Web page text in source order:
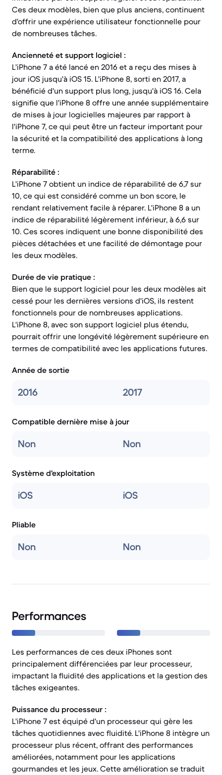
Ces deux modèles, bien que plus anciens, continuent
d'offrir une expérience utilisateur fonctionnelle pour
de nombreuses tâches.
Ancienneté et support logiciel :
L'iPhone 7 a été lancé en 2016 et a reçu des mises à
jour iOS jusqu'à iOS 15. L'iPhone 8, sorti en 2017, a
bénéficié d'un support plus long, jusqu'à iOS 16. Cela
signifie que l'iPhone 8 offre une année supplémentaire
de mises à jour logicielles majeures par rapport à
l'iPhone 7, ce qui peut être un facteur important pour
la sécurité et la compatibilité des applications à long
terme.
Réparabilité :
L'iPhone 7 obtient un indice de réparabilité de 6,7 sur
10, ce qui est considéré comme un bon score, le
rendant relativement facile à réparer. L'iPhone 8 a un
indice de réparabilité légèrement inférieur, à 6,6 sur
10. Ces scores indiquent une bonne disponibilité des
pièces détachées et une facilité de démontage pour
les deux modèles.
Durée de vie pratique :
Bien que le support logiciel pour les deux modèles ait
cessé pour les dernières versions d'iOS, ils restent
fonctionnels pour de nombreuses applications.
L'iPhone 8, avec son support logiciel plus étendu,
pourrait offrir une longévité légèrement supérieure en
termes de compatibilité avec les applications futures.
Année de sortie
2016 2017
Compatible dernière mise à jour
Non Non
Système d'exploitation
iOS iOS
Pliable
Non Non
Performances
Les performances de ces deux iPhones sont
principalement différenciées par leur processeur,
impactant la fluidité des applications et la gestion des
tâches exigeantes.
Puissance du processeur :
L'iPhone 7 est équipé d'un processeur qui gère les
tâches quotidiennes avec fluidité. L'iPhone 8 intègre un
processeur plus récent, offrant des performances
améliorées, notamment pour les applications
gourmandes et les jeux. Cette amélioration se traduit